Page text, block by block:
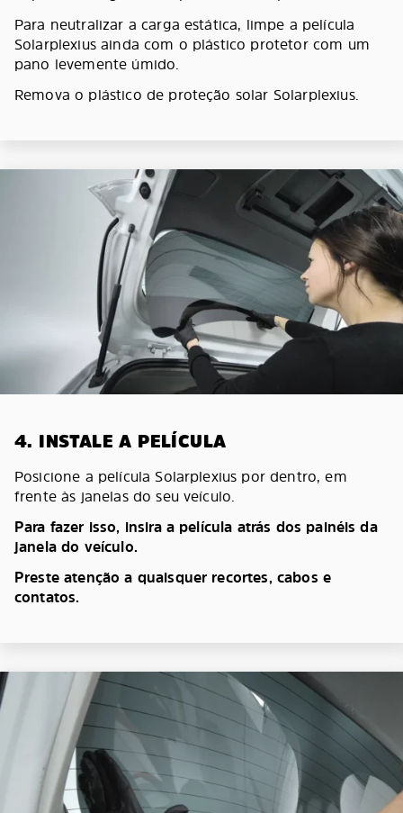
Para neutralizar a carga estática, limpe a película
Solarplexius ainda com o plástico protetor com um
pano levemente úmido.
Remova o plástico de proteção solar Solarplexius.
4. INSTALE A PELÍCULA
Posicione a película Solarplexius por dentro, em
frente às janelas do seu veículo.
Para fazer isso, insira a película atrás dos painéis da
janela do veículo.
Preste atenção a quaisquer recortes, cabos e
contatos.